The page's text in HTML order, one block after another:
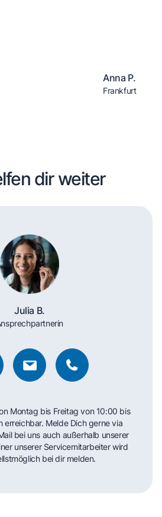
Anna P.
Frankfurt
dir weiter
Julia B.
Montag bis Freitag von 10:00 bis
erreichbar. Melde Dich gerne via
bei uns auch außerhalb unserer
unserer Servicemitarbeiter wird
bei dir melden.